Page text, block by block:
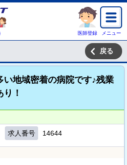
医師登録 メニュー
戻る
い地域密着の病院です♪残業
！
求人番号 14644